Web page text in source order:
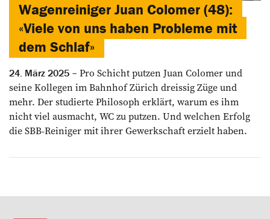
Wagenreiniger Juan Colomer (48):
«Viele von uns haben Probleme mit
dem Schlaf»
24. März 2025
Pro Schicht putzen Juan Colomer und
seine Kollegen im Bahnhof­ ­Zürich dreissig Züge und
mehr. Der studierte Philosoph erklärt, warum es ihm
nicht viel ausmacht, WC zu putzen. Und welchen Erfolg
die SBB-Reiniger mit ihrer Gewerkschaft erzielt haben.